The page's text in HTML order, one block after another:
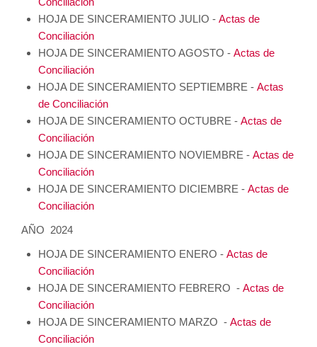
HOJA DE SINCERAMIENTO JULIO - Actas de
Conciliación
HOJA DE SINCERAMIENTO AGOSTO - Actas de
Conciliación
HOJA DE SINCERAMIENTO SEPTIEMBRE - Actas
de Conciliación
HOJA DE SINCERAMIENTO OCTUBRE - Actas de
Conciliación
HOJA DE SINCERAMIENTO NOVIEMBRE - Actas de
Conciliación
HOJA DE SINCERAMIENTO DICIEMBRE - Actas de
Conciliación
AÑO 2024
HOJA DE SINCERAMIENTO ENERO - Actas de
Conciliación
HOJA DE SINCERAMIENTO FEBRERO - Actas de
Conciliación
HOJA DE SINCERAMIENTO MARZO - Actas de
Conciliación